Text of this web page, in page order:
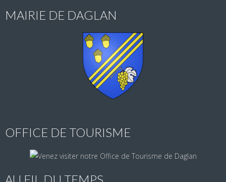
MAIRIE DE DAGLAN
OFFICE DE TOURISME